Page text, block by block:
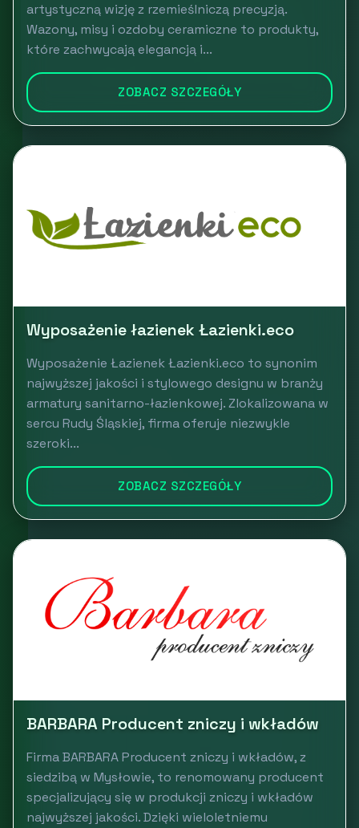
artystyczną wizję z rzemieślniczą precyzją.
Wazony, misy i ozdoby ceramiczne to produkty,
które zachwycają elegancją i...
ZOBACZ SZCZEGÓŁY
Wyposażenie łazienek Łazienki.eco
Wyposażenie Łazienek Łazienki.eco to synonim
najwyższej jakości i stylowego designu w branży
armatury sanitarno-łazienkowej. Zlokalizowana w
sercu Rudy Śląskiej, firma oferuje niezwykle
szeroki...
ZOBACZ SZCZEGÓŁY
BARBARA Producent zniczy i wkładów
Firma BARBARA Producent zniczy i wkładów, z
siedzibą w Mysłowie, to renomowany producent
specjalizujący się w produkcji zniczy i wkładów
najwyższej jakości. Dzięki wieloletniemu